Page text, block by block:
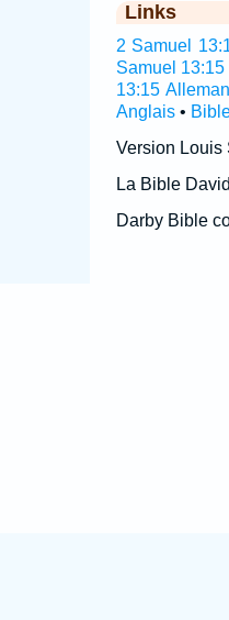
Links
2 Samuel
Samuel 13:15
13:15
Anglais•
Version Louis
La Bible
Darby Bible